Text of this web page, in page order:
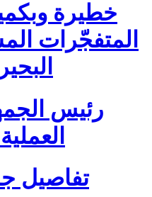
خطيرة
المتفجّرات
رئيس
تفاصيل